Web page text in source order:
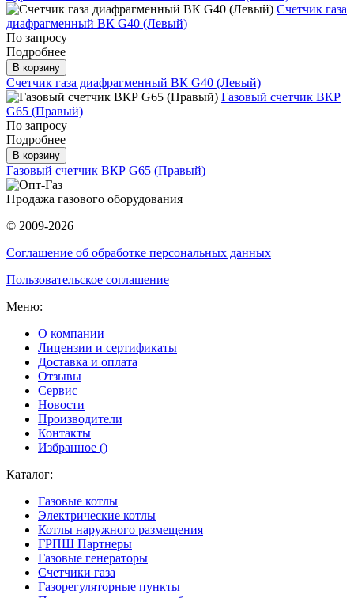
Счетчик газа
диафрагменный ВК G40 (Левый)
По запросу
Подробнее
В корзину
Счетчик газа диафрагменный ВК G40 (Левый)
Газовый счетчик ВКР
G65 (Правый)
По запросу
Подробнее
В корзину
Газовый счетчик ВКР G65 (Правый)
Продажа газового оборудования
© 2009-2026
Соглашение об обработке персональных данных
Пользовательское соглашение
Меню:
О компании
Лицензии и сертификаты
Доставка и оплата
Отзывы
Сервис
Новости
Производители
Контакты
Избранное ()
Каталог:
Газовые котлы
Электрические котлы
Котлы наружного размещения
ГРПШ Партнеры
Газовые генераторы
Счетчики газа
Газорегуляторные пункты